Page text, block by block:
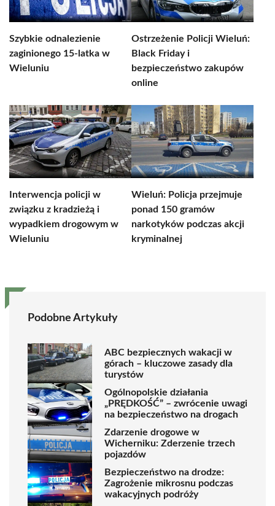
Szybkie odnalezienie
zaginionego 15-latka w
Wieluniu
Ostrzeżenie Policji Wieluń:
Black Friday i
bezpieczeństwo zakupów
online
Interwencja policji w
związku z kradzieżą i
wypadkiem drogowym w
Wieluniu
Wieluń: Policja przejmuje
ponad 150 gramów
narkotyków podczas akcji
kryminalnej
Podobne Artykuły
ABC bezpiecznych wakacji w
górach – kluczowe zasady dla
turystów
Ogólnopolskie działania
„PRĘDKOŚĆ” – zwrócenie uwagi
na bezpieczeństwo na drogach
Zdarzenie drogowe w
Wicherniku: Zderzenie trzech
pojazdów
Bezpieczeństwo na drodze:
Zagrożenie mikrosnu podczas
wakacyjnych podróży